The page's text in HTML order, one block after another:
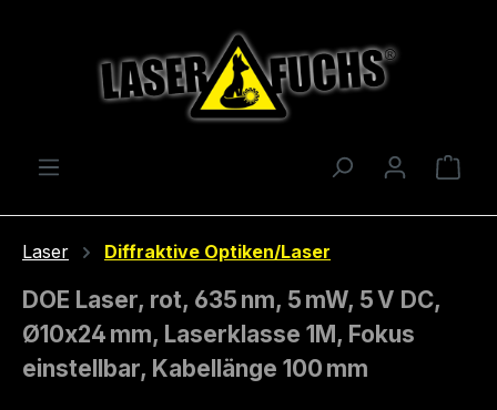
Laser Diffraktive Optiken/Laser
DOE Laser, rot, 635 nm, 5 mW, 5 V DC,
Ø10x24 mm, Laserklasse 1M, Fokus
einstellbar, Kabellänge 100 mm